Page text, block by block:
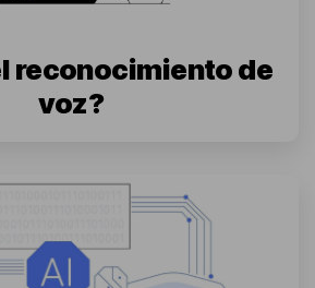
reconocimiento de
voz?